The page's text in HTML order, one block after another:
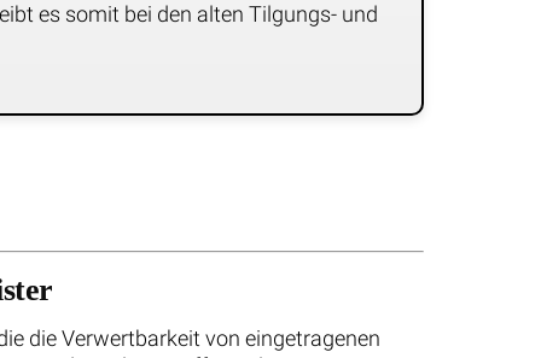
es somit bei den alten Tilgungs- und
die Verwertbarkeit von eingetragenen